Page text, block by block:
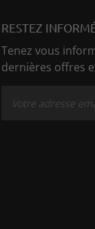
RESTEZ
Tenez vous
dernières offres